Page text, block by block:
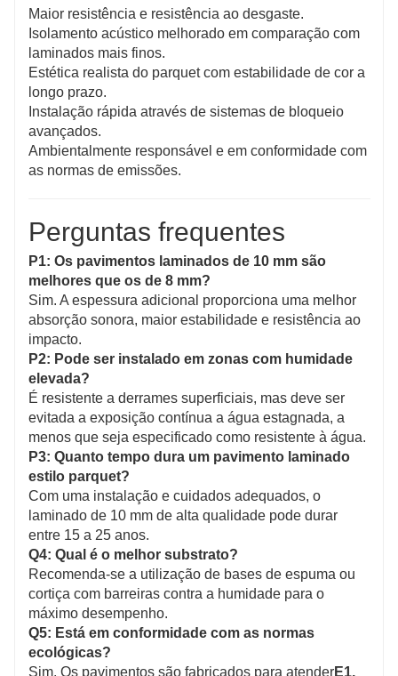
Maior resistência e resistência ao desgaste.
Isolamento acústico melhorado em comparação com
laminados mais finos.
Estética realista do parquet com estabilidade de cor a
longo prazo.
Instalação rápida através de sistemas de bloqueio
avançados.
Ambientalmente responsável e em conformidade com
as normas de emissões.
Perguntas frequentes
P1: Os pavimentos laminados de 10 mm são
melhores que os de 8 mm?
Sim. A espessura adicional proporciona uma melhor
absorção sonora, maior estabilidade e resistência ao
impacto.
P2: Pode ser instalado em zonas com humidade
elevada?
É resistente a derrames superficiais, mas deve ser
evitada a exposição contínua a água estagnada, a
menos que seja especificado como resistente à água.
P3: Quanto tempo dura um pavimento laminado
estilo parquet?
Com uma instalação e cuidados adequados, o
laminado de 10 mm de alta qualidade pode durar
entre 15 a 25 anos.
Q4: Qual é o melhor substrato?
Recomenda-se a utilização de bases de espuma ou
cortiça com barreiras contra a humidade para o
máximo desempenho.
Q5: Está em conformidade com as normas
ecológicas?
Sim. Os pavimentos são fabricados para atenderE1,